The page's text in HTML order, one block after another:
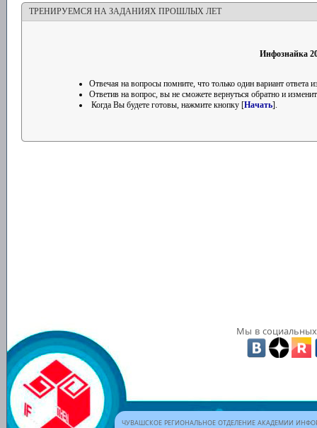
ТРЕНИРУЕМСЯ НА ЗАДАНИЯХ ПРОШЛЫХ ЛЕТ
Инфознайка
Отвечая на вопросы помните, что только один вариант ответа
Ответив на вопрос, вы не сможете вернуться обратно и
Когда Вы будете готовы, нажмите кнопку [Начать].
Мы в социальных
ЧУВАШСКОЕ РЕГИОНАЛЬНОЕ ОТДЕЛЕНИЕ АКАДЕМИИ